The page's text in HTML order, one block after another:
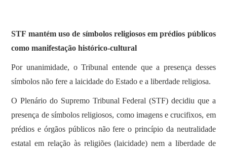
STF mantém uso de símbolos religiosos em prédios públicos
como manifestação histórico-cultural
Por unanimidade, o Tribunal entende que a presença desses
símbolos não fere a laicidade do Estado e a liberdade religiosa.
O Plenário do Supremo Tribunal Federal (STF) decidiu que a
presença de símbolos religiosos, como imagens e crucifixos, em
prédios e órgãos públicos não fere o princípio da neutralidade
estatal em relação às religiões (laicidade) nem a liberdade de